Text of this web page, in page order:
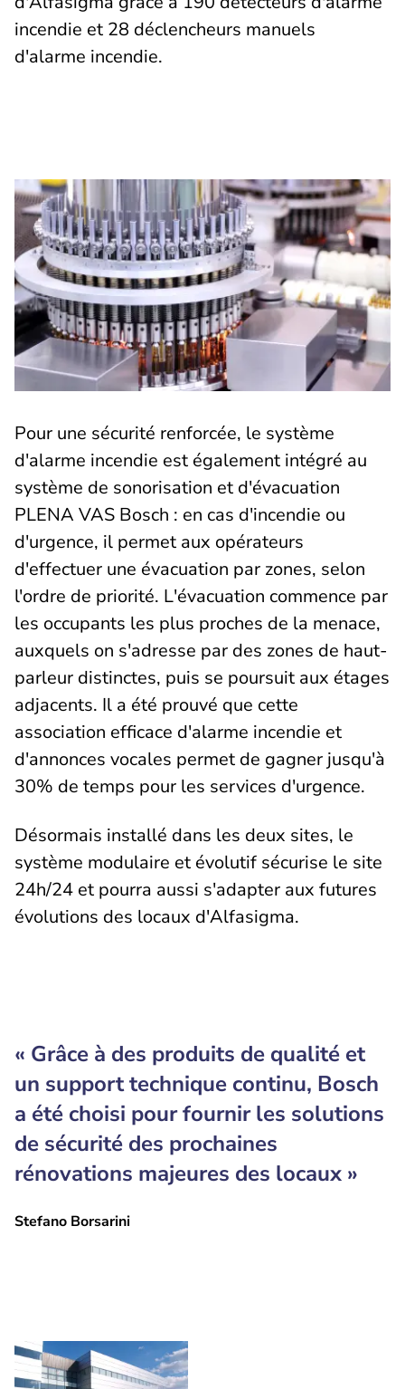
incendie et 28 déclencheurs manuels
d'alarme incendie.
Pour une sécurité renforcée, le système
d'alarme incendie est également intégré au
système de sonorisation et d'évacuation
PLENA VAS Bosch : en cas d'incendie ou
d'urgence, il permet aux opérateurs
d'effectuer une évacuation par zones, selon
l'ordre de priorité. L'évacuation commence par
les occupants les plus proches de la menace,
auxquels on s'adresse par des zones de haut-
parleur distinctes, puis se poursuit aux étages
adjacents. Il a été prouvé que cette
association efficace d'alarme incendie et
d'annonces vocales permet de gagner jusqu'à
30% de temps pour les services d'urgence.
Désormais installé dans les deux sites, le
système modulaire et évolutif sécurise le site
24h/24 et pourra aussi s'adapter aux futures
évolutions des locaux d'Alfasigma.
« Grâce à des produits de qualité et
un support technique continu, Bosch
a été choisi pour fournir les solutions
de sécurité des prochaines
rénovations majeures des locaux »
Stefano Borsarini